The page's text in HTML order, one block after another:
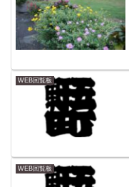
WEB回覧板
WEB回覧板